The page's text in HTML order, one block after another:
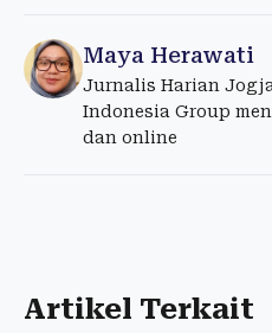
Maya Herawati
Jurnalis Harian
Indonesia Group
dan online
Artikel Terkait